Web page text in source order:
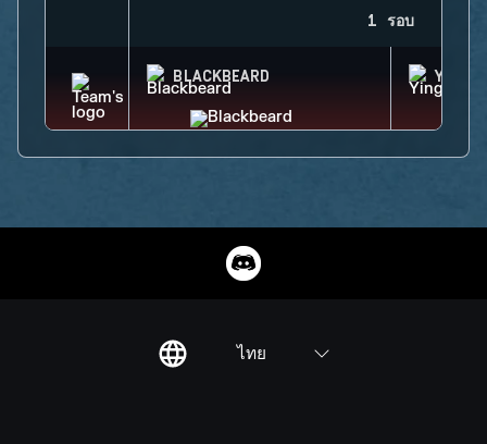
1 รอบ
BLACKBEARD YING
ไทย